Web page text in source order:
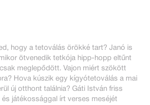
hogy a tetoválás örökké tart? Janó is
ötvenedik tetkója hipp-hopp eltűnt
meglepődött. Vajon miért szökött
Hova kúszik egy kígyótetoválás a mai
új otthont találnia? Gáti István friss
és játékossággal írt verses meséjét